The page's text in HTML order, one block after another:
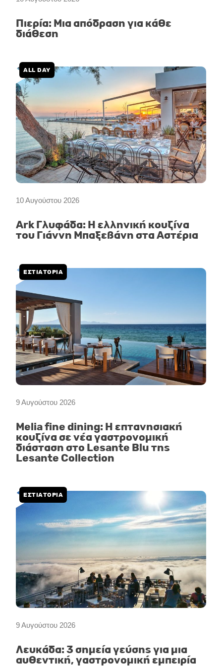
Πιερία: Μια απόδραση για κάθε
διάθεση
10 Αυγούστου 2026
ALL DAY
Ark Γλυφάδα: Η ελληνική κουζίνα
του Γιάννη Μπαξεβάνη στα Αστέρια
9 Αυγούστου 2026
ΕΣΤΙΑΤΟΡΙΑ
Melia fine dining: Η επτανησιακή
κουζίνα σε νέα γαστρονομική
διάσταση στο Lesante Blu της
Lesante Collection
9 Αυγούστου 2026
ΕΣΤΙΑΤΟΡΙΑ
Λευκάδα: 3 σημεία γεύσης για μια
αυθεντική, γαστρονομική εμπειρία